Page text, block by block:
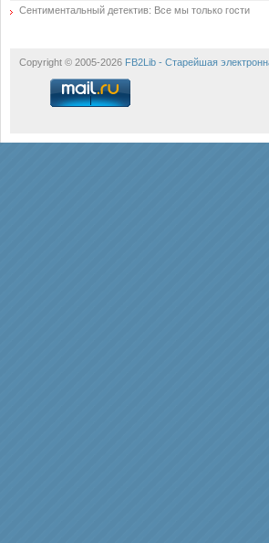
Сентиментальный детектив: Все мы только гости
Copyright © 2005-2026 FB2Lib - Старейшая